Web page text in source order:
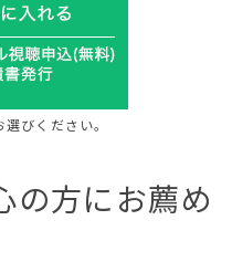
びください。
の方にお薦め